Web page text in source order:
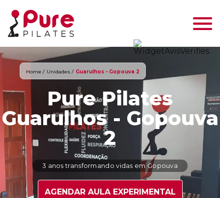
Home / Unidades / Guarulhos - Gopouva 2
Pure Pilates
Guarulhos - Gopouva
2
3 anos transformando vidas em Gopouva
AGENDAR AULA EXPERIMENTAL